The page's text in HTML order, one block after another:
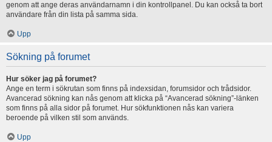
genom att ange deras användarnamn i din kontrollpanel. Du kan också ta bort
användare från din lista på samma sida.
Upp
Sökning på forumet
Hur söker jag på forumet?
Ange en term i sökrutan som finns på indexsidan, forumsidor och trådsidor.
Avancerad sökning kan nås genom att klicka på “Avancerad sökning”-länken
som finns på alla sidor på forumet. Hur sökfunktionen nås kan variera
beroende på vilken stil som används.
Upp